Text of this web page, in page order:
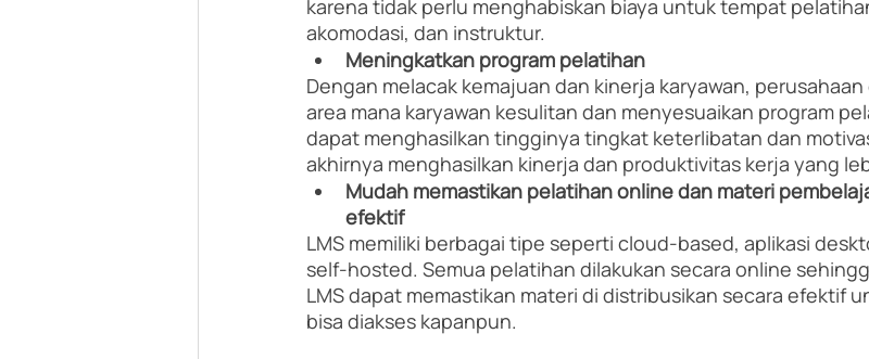
karena tidak perlu menghabiskan biaya untuk tempat
akomodasi, dan instruktur.
Meningkatkan program pelatihan
Dengan melacak kemajuan dan kinerja karyawan,
area mana karyawan kesulitan dan menyesuaikan program
dapat menghasilkan tingginya tingkat keterlibatan dan
akhirnya menghasilkan kinerja dan produktivitas kerja yang
Mudah memastikan pelatihan online dan materi
efektif
LMS memiliki berbagai tipe seperti cloud-based, aplikasi
self-hosted. Semua pelatihan dilakukan secara online
LMS dapat memastikan materi di distribusikan secara efektif
bisa diakses kapanpun.